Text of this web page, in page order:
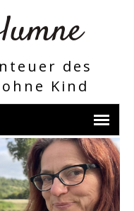
des
Kind